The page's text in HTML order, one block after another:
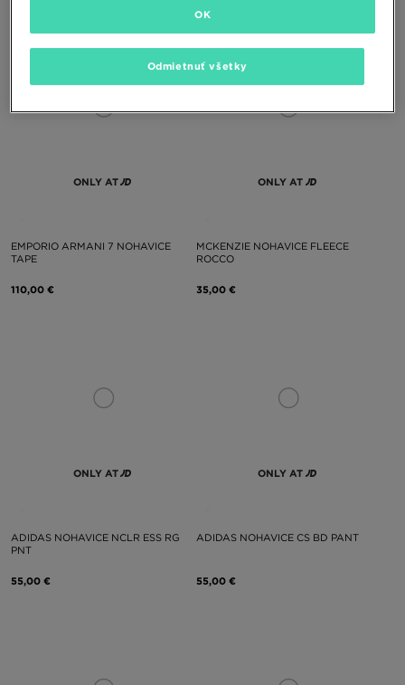
ONLY AT
EMPORIO ARMANI 7 NOHAVICE
TAPE
110,00 €
ONLY AT
MCKENZIE NOHAVICE FLEECE
ROCCO
35,00 €
ONLY AT
ADIDAS NOHAVICE NCLR ESS RG
PNT
55,00 €
ONLY AT
ADIDAS NOHAVICE CS BD PANT
55,00 €
Odmietnuť všetky
OK